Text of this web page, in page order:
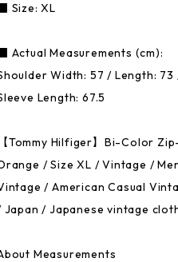
Size: XL
Actual Measurements (cm):
Width: 57 / Length:
Length: 67.5
【Tommy Hilfiger】Bi-Color
/ Size XL / Vintage /
/ American Casual
Japan / Japanese vintage
Measurements